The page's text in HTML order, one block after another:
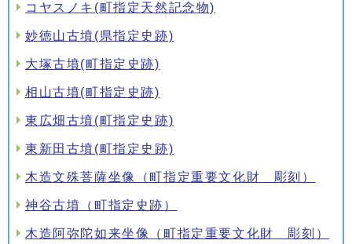
コヤスノキ(町指定天然記念物)
妙徳山古墳(県指定史跡)
大塚古墳(町指定史跡)
相山古墳(町指定史跡)
東広畑古墳(町指定史跡)
東新田古墳(町指定史跡)
木造文殊菩薩坐像（町指定重要文化財 彫刻）
神谷古墳（町指定史跡）
木造阿弥陀如来坐像（町指定重要文化財 彫刻）